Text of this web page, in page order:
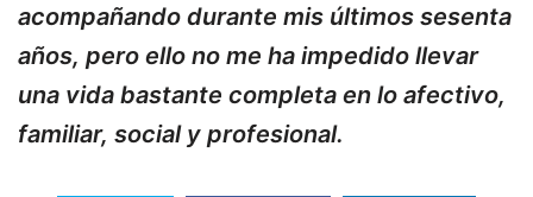
acompañando durante mis últimos sesenta
años, pero ello no me ha impedido llevar
una vida bastante completa en lo afectivo,
familiar, social y profesional.